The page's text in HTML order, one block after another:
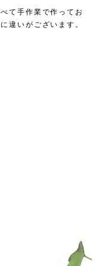
て手作業で作ってお
違いがございます。